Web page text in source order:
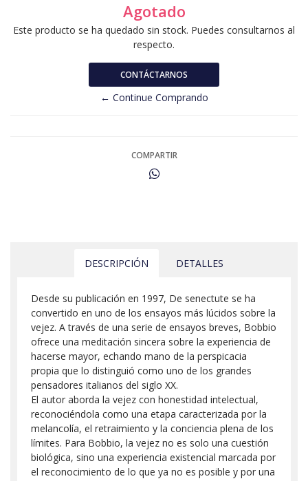
Agotado
Este producto se ha quedado sin stock. Puedes consultarnos al
respecto.
CONTÁCTARNOS
← Continue Comprando
COMPARTIR
DESCRIPCIÓN DETALLES
Desde su publicación en 1997, De senectute se ha
convertido en uno de los ensayos más lúcidos sobre la
vejez. A través de una serie de ensayos breves, Bobbio
ofrece una meditación sincera sobre la experiencia de
hacerse mayor, echando mano de la perspicacia
propia que lo distinguió como uno de los grandes
pensadores italianos del siglo XX.
El autor aborda la vejez con honestidad intelectual,
reconociéndola como una etapa caracterizada por la
melancolía, el retraimiento y la conciencia plena de los
límites. Para Bobbio, la vejez no es solo una cuestión
biológica, sino una experiencia existencial marcada por
el reconocimiento de lo que ya no es posible y por una